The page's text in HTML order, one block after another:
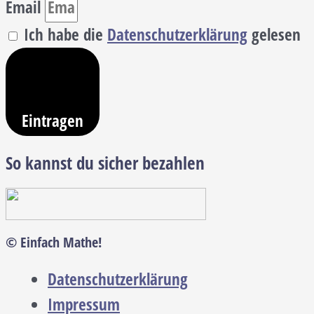
Email
Ich habe die Datenschutzerklärunggelesen
Eintragen
So kannst du sicher bezahlen
© Einfach Mathe!
Datenschutzerklärung
Impressum